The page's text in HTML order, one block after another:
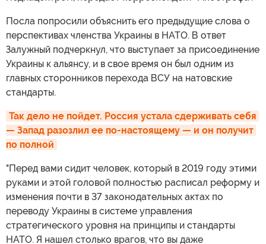
Посла попросили объяснить его предыдущие слова о
перспективах членства Украины в НАТО. В ответ
Залужный подчеркнул, что выступает за присоединение
Украины к альянсу, и в свое время он был одним из
главных сторонников перехода ВСУ на натовские
стандарты.
Так дело не пойдет. Россия устала сдерживать себя
— Запад разозлил ее по-настоящему — и он получит
по полной
"Перед вами сидит человек, который в 2019 году этими
руками и этой головой полностью расписал реформу и
изменения почти в 37 законодательных актах по
переводу Украины в системе управления
стратегического уровня на принципы и стандарты
НАТО. Я нашел столько врагов, что вы даже